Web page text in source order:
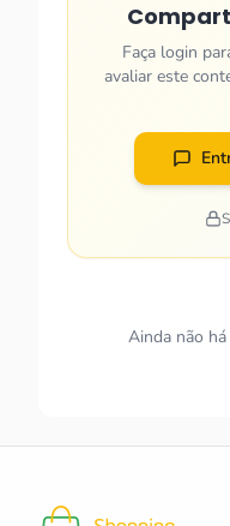
Faça login
avaliar este
Ainda não